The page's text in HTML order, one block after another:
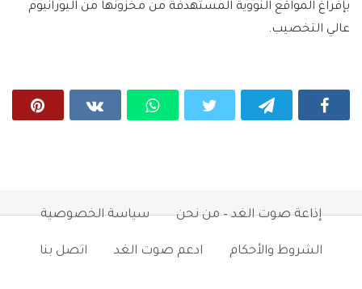
بإفراغ المواقع النووية المستهدفة من مخزونها من اليورانيوم
عالي التخصيب.
إذاعة صوت الغد – من نحن سياسة الخصوصية
الشروط والأحكام ادعم صوت الغد اتصل بنا